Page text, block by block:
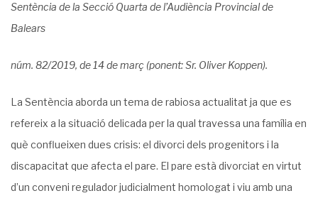
Sentència de la Secció Quarta de l’Audiència Provincial de
Balears
núm. 82/2019, de 14 de març (ponent: Sr. Oliver Koppen).
La Sentència aborda un tema de rabiosa actualitat ja que es
refereix a la situació delicada per la qual travessa una família en
què conflueixen dues crisis: el divorci dels progenitors i la
discapacitat que afecta el pare. El pare està divorciat en virtut
d’un conveni regulador judicialment homologat i viu amb una